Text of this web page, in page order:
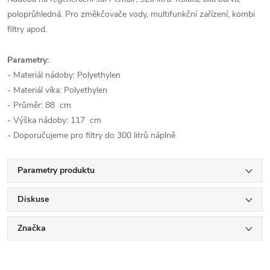
poloprůhledná. Pro změkčovače vody, multifunkční zařízení, kombi
filtry apod.
Parametry:
- Materiál nádoby: Polyethylen
- Materiál víka: Polyethylen
- Průměr: 88 cm
- Výška nádoby: 117 cm
- Doporučujeme pro filtry do 300 litrů náplně
Parametry produktu
Diskuse
Značka